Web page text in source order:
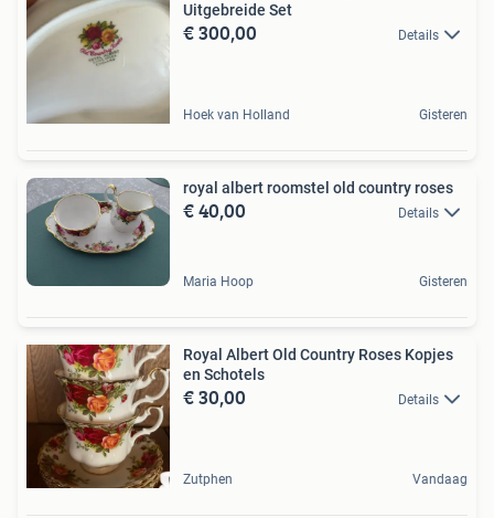
Uitgebreide Set
€ 300,00 Details
Hoek van Holland Gisteren
royal albert roomstel old country roses
€ 40,00 Details
Maria Hoop Gisteren
Royal Albert Old Country Roses Kopjes
en Schotels
€ 30,00 Details
Zutphen Vandaag